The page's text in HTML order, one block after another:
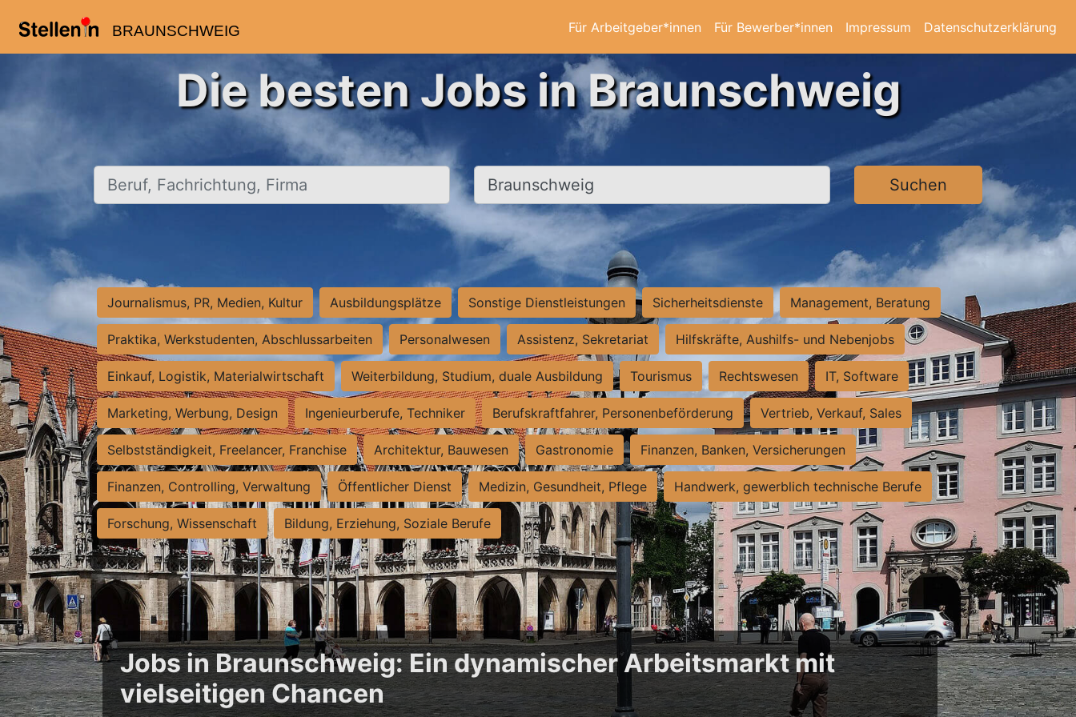
BRAUNSCHWEIG Für Arbeitgeber*innen Für Bewerber*innen Impressum Datenschutzerklärung
Die besten Jobs in Braunschweig
Beruf, Fachrichtung, Firma Ort, Stadt Suchen
Journalismus, PR, Medien, Kultur Ausbildungsplätze Sonstige Dienstleistungen Sicherheitsdienste Management, Beratung
Praktika, Werkstudenten, Abschlussarbeiten Personalwesen Assistenz, Sekretariat Hilfskräfte, Aushilfs- und Nebenjobs
Einkauf, Logistik, Materialwirtschaft Weiterbildung, Studium, duale Ausbildung Tourismus Rechtswesen IT, Software
Marketing, Werbung, Design Ingenieurberufe, Techniker Berufskraftfahrer, Personenbeförderung Vertrieb, Verkauf, Sales
Selbstständigkeit, Freelancer, Franchise Architektur, Bauwesen Gastronomie Finanzen, Banken, Versicherungen
Finanzen, Controlling, Verwaltung Öffentlicher Dienst Medizin, Gesundheit, Pflege Handwerk, gewerblich technische Berufe
Forschung, Wissenschaft Bildung, Erziehung, Soziale Berufe
Jobs in Braunschweig: Ein dynamischer Arbeitsmarkt mit
vielseitigen Chancen